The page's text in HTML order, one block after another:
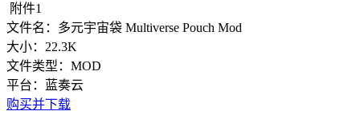
附件1
文件名： 多元宇宙袋 Multiverse Pouch Mod
大小： 22.3K
文件类型： MOD
平台：
蓝奏云
购买并下载